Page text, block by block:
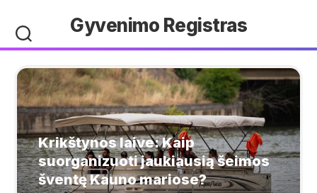
content
Gyvenimo Registras
Krikštynos laive: Kaip
suorganizuoti jaukiausią šeimos
šventę Kauno mariose?